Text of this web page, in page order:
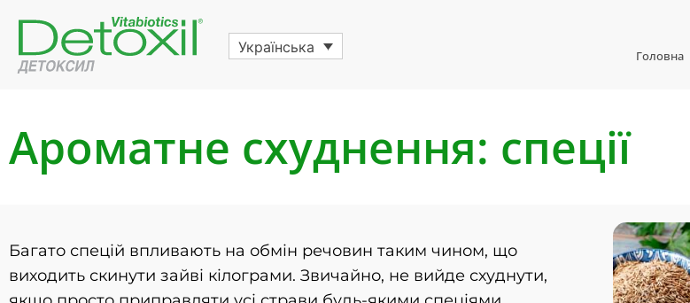
Українська
Головна
Ароматне схуднення: спеції
Багато спецій впливають на обмін речовин таким чином, що
виходить скинути зайві кілограми. Звичайно, не вийде схуднути,